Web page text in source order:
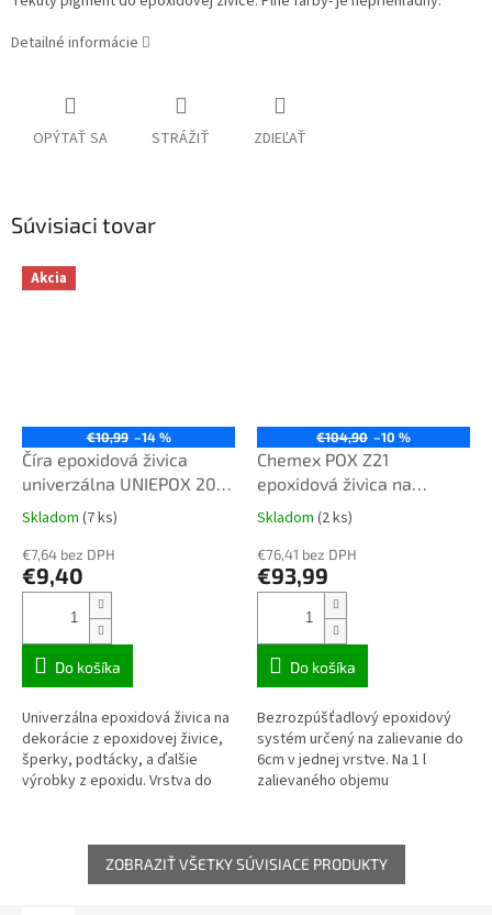
Detailné informácie
OPÝTAŤ SA STRÁŽIŤ ZDIEĽAŤ
Súvisiaci tovar
Akcia
€10,99 –14 %
Číra epoxidová živica
univerzálna UNIEPOX 20-
24-650 UV+ 0,4kg
Priemerné
produktu
je
5
hviezdičiek.
Skladom (7 ks)
€7,64 bez DPH
€9,40
Do košíka
Univerzálna epoxidová živica na
dekorácie z epoxidovej živice,
šperky, podtácky, a ďalšie
výrobky z epoxidu. Vrstva do
€104,90 –10 %
Chemex POX Z21
epoxidová živica na
zalievanie číra 6,45kg TOP
Priemerné
produktu
je
5
hviezdičiek.
Skladom (2 ks)
€76,41 bez DPH
€93,99
Do košíka
Bezrozpúšťadlový epoxidový
systém určený na zalievanie do
6cm v jednej vrstve. Na 1 l
zalievaného objemu
Na...
ZOBRAZIŤ VŠETKY SÚVISIACE PRODUKTY